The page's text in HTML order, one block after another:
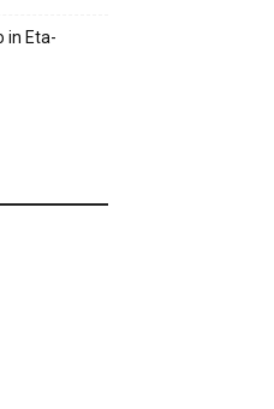
in Eta-